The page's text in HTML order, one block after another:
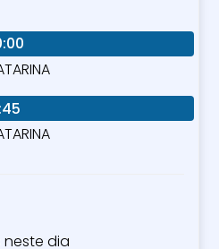
neste dia